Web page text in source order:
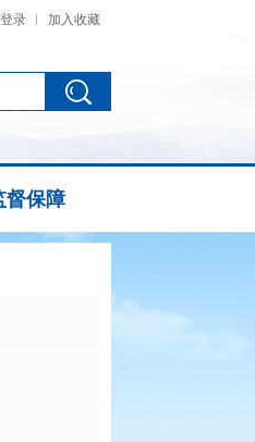
登录 加入收藏
督保障